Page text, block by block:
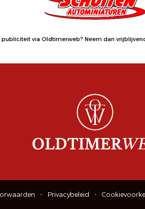
publiciteit via Oldtimerweb? Neem dan
Privacybeleid